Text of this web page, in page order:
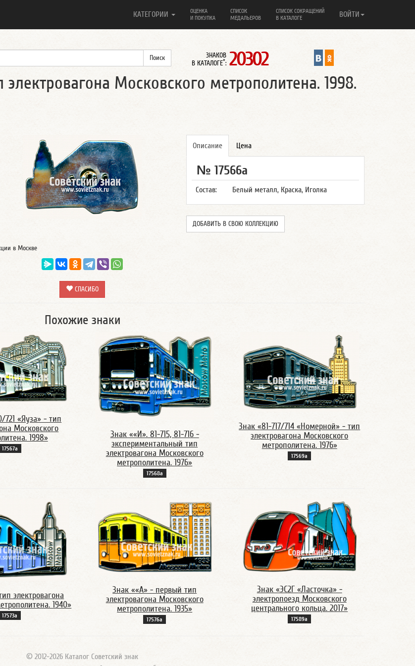
КАТЕГОРИИ
ОЦЕНКА
И ПОКУПКА
СПИСОК
МЕДАЛЬЕРОВ
СПИСОК СОКРАЩЕНИЙ
В КАТАЛОГЕ
ВОЙТИ
ЗНАКОВ
В КАТАЛОГЕ*: 20302
электровагона Московского метрополитена. 1998.
Описание Цена
№ 17566а
Состав: Белый металл, Краска, Иголка
ДОБАВИТЬ В СВОЮ КОЛЛЕКЦИЮ
в Москве
СПАСИБО
Похожие знаки
721 «Яуза» - тип
Московского
1998»
17567а
Знак ««И». 81-715, 81-716 -
экспериментальный тип
электровагона Московского
метрополитена. 1976»
17568а
Знак «81-717/714 «Номерной» - тип
электровагона Московского
метрополитена. 1976»
17569а
электровагона
1940»
17573а
Знак ««А» - первый тип
электровагона Московского
метрополитена. 1935»
17576а
Знак «ЭС2Г «Ласточка» -
электропоезд Московского
центрального кольца. 2017»
17589а
© 2012-2026 Каталог Советский знак